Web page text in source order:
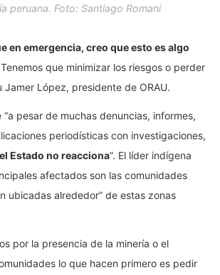
peruana. Foto: Santiago Romaní
en emergencia, creo que esto es algo
que minimizar los riesgos o perder
Jamer López, presidente de ORAU.
pesar de muchas denuncias, informes,
periodísticas con investigaciones,
el Estado no reacciona”. El líder indígena
afectados son las comunidades
ubicadas alrededor” de estas zonas
por la presencia de la minería o el
lo que hacen primero es pedir